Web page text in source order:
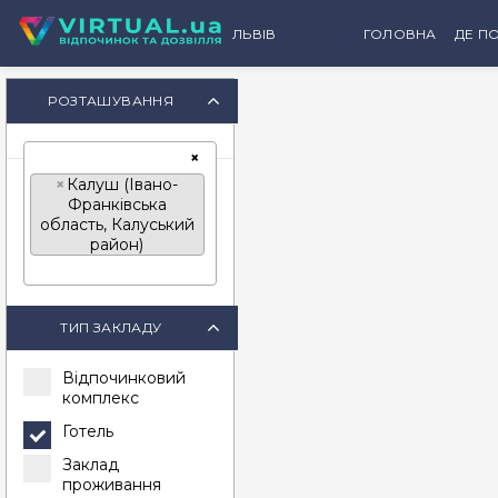
ЛЬВІВ ГОЛОВНА ДЕ
РОЗТАШУВАННЯ
×
× Калуш (Івано-
Франківська
область, Калуський
район)
ТИП ЗАКЛАДУ
Відпочинковий
комплекс
Готель
Заклад
проживання